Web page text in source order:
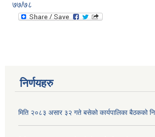
७७/७८
निर्णयहरु
मिति २०८३ असार ३२ गते बसेको कार्यपालिका बैठकको